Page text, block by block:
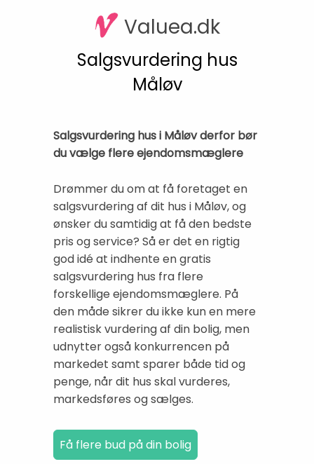
Valuea.dk
Salgsvurdering hus
Måløv
Salgsvurdering hus i Måløv derfor bør
du vælge flere ejendomsmæglere
Drømmer du om at få foretaget en
salgsvurdering af dit hus i Måløv, og
ønsker du samtidig at få den bedste
pris og service? Så er det en rigtig
god idé at indhente en gratis
salgsvurdering hus fra flere
forskellige ejendomsmæglere. På
den måde sikrer du ikke kun en mere
realistisk vurdering af din bolig, men
udnytter også konkurrencen på
markedet samt sparer både tid og
penge, når dit hus skal vurderes,
markedsføres og sælges.